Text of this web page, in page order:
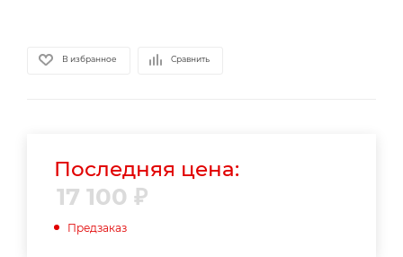
В избранное Сравнить
Последняя цена:
17 100 ₽
Предзаказ